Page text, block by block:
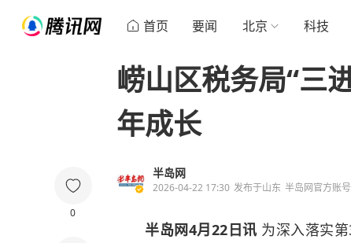
首页 要闻 北京 科技
0
崂山区税务局“三
年成长
半岛网
2026-04-22 17:30 发布于山东 半岛网官方账号
半岛网4月22日讯 为深入落实